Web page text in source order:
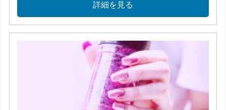
詳細を見る